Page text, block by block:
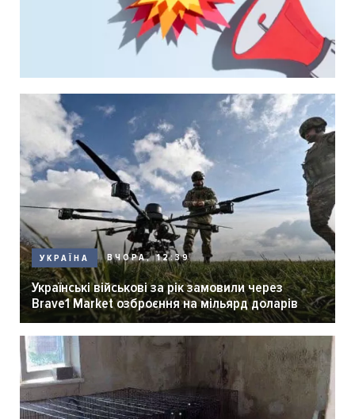
УКРАЇНА ВЧОРА, 12:39
Українські військові за рік замовили через
Brave1 Market озброєння на мільярд доларів